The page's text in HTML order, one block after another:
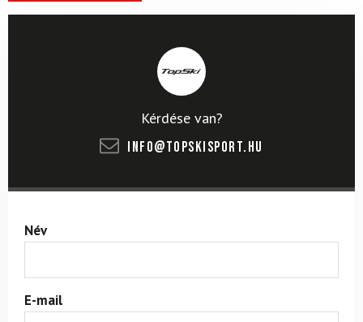
Kérdése van?
info@topskisport.hu
Név
E-mail